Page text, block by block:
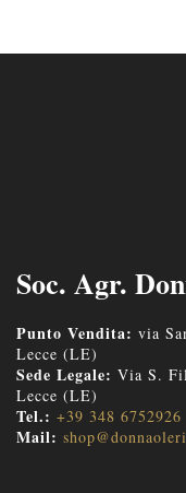
Soc. Agr.
Punto Vendita: via
Lecce (LE)
Sede Legale: Via S.
Lecce (LE)
Tel.: +39 348 6752926
Mail: